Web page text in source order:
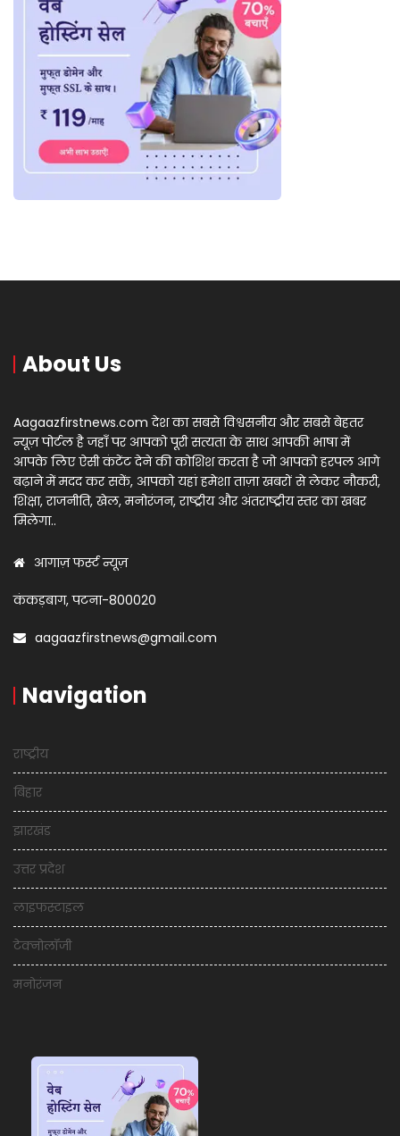
About Us
Aagaazfirstnews.com देश का सबसे विश्वसनीय और सबसे बेहतर
न्यूज़ पोर्टल है जहाँ पर आपको पूरी सत्यता के साथ आपकी भाषा में
आपके लिए ऐसी कंटेंट देने की कोशिश करता है जो आपको हरपल आगे
बढ़ाने में मदद कर सकें, आपको यहां हमेशा ताज़ा खबरों से लेकर नौकरी,
शिक्षा, राजनीति, खेल, मनोरंजन, राष्ट्रीय और अंतराष्ट्रीय स्तर का खबर
मिलेगा..
आगाज़ फर्स्ट न्यूज़
कंकड़बाग, पटना-800020
aagaazfirstnews@gmail.com
Navigation
राष्ट्रीय
बिहार
झारखंड
उत्तर प्रदेश
लाइफस्टाइल
टेक्नोलॉजी
मनोरंजन